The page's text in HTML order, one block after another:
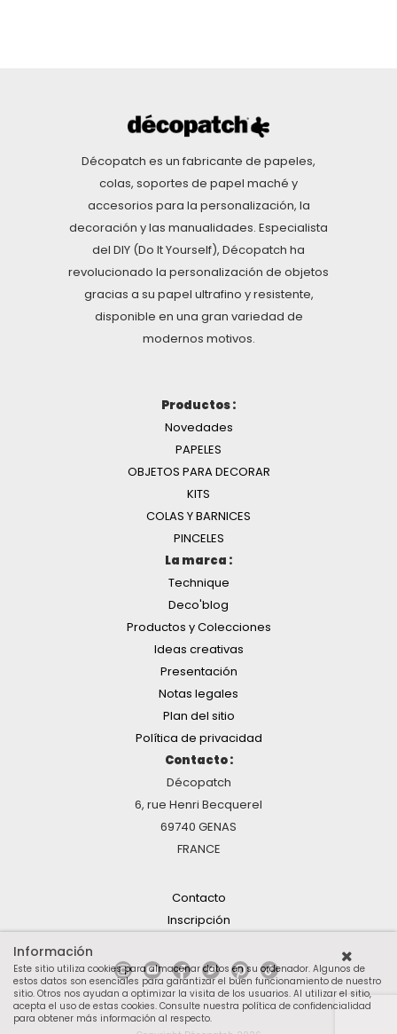
Décopatch es un fabricante de papeles,
colas, soportes de papel maché y
accesorios para la personalización, la
decoración y las manualidades. Especialista
del DIY (Do It Yourself), Décopatch ha
revolucionado la personalización de objetos
gracias a su papel ultrafino y resistente,
disponible en una gran variedad de
modernos motivos.
Productos :
Novedades
PAPELES
OBJETOS PARA DECORAR
KITS
COLAS Y BARNICES
PINCELES
La marca :
Technique
Deco'blog
Productos y Colecciones
Ideas creativas
Presentación
Notas legales
Plan del sitio
Política de privacidad
Contacto :
Décopatch
6, rue Henri Becquerel
69740 GENAS
FRANCE
Contacto
Inscripción
Información
Este sitio utiliza cookies para almacenar datos en su ordenador. Algunos de
estos datos son esenciales para garantizar el buen funcionamiento de nuestro
sitio. Otros nos ayudan a optimizar la visita de los usuarios. Al utilizar el sitio,
acepta el uso de estas cookies. Consulte nuestra política de confidencialidad
para obtener más información al respecto.